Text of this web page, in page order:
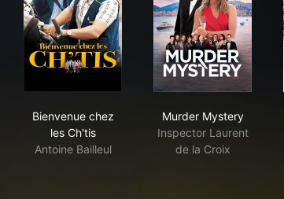
Bienvenue chez
les Ch'tis
Antoine Bailleul
Murder Mystery
Inspector Laurent
de la Croix